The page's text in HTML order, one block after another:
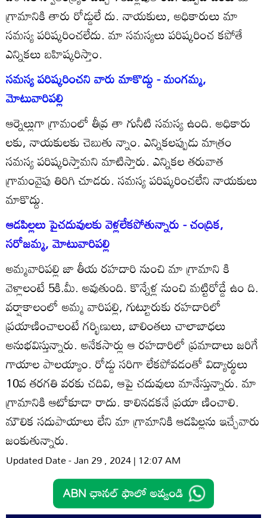
గ్రామానికి తారు రోడ్డులే దు. నాయకులు, అధికారులు మా
సమస్య పరిష్కరించలేదు. మా సమస్యలు పరిష్కరించ కపోతే
ఎన్నికలు బహిష్కరిస్తాం.
సమస్య పరిష్కరించని వారు మాకొద్దు - మంగమ్మ,
మోటువారిపల్లి
ఆర్నెల్లుగా గ్రామంలో తీవ్ర తా గునీటి సమస్య ఉంది. అధికారు
లకు, నాయకులకు చెబుతు న్నాం. ఎన్నికలప్పుడు మాత్రం
సమస్య పరిష్కరిస్తామని మాటిస్తారు. ఎన్నికల తరువాత
గ్రామంవైపు తిరిగి చూడరు. సమస్య పరిష్కరించలేని నాయకులు
మాకొద్దు.
ఆడపిల్లలు పైచదువులకు వెళ్లలేకపోతున్నారు - చంద్రిక,
సరోజమ్మ, మోటువారిపల్లి
అమ్మవారిపల్లి జా తీయ రహదారి నుంచి మా గ్రామాని కి
వెళ్లాలంటే 5కి.మీ. అవుతుంది. కొన్నేళ్ల నుంచి మట్టిరోడ్డే ఉం ది.
వర్షాకాలంలో అమ్మ వారిపల్లి, గుట్టూరుకు రహదారిలో
ప్రయాణించాలంటే గర్భిణులు, బాలింతలు చాలాబాధలు
అనుభవిస్తున్నారు. అనేకసార్లు ఆ రహదారిలో ప్రమాదాలు జరిగే
గాయాల పాలయ్యాం. రోడ్డు సరిగా లేకపోవడంతో విద్యార్థులు
10వ తరగతి వరకు చదివి, ఆపై చదువులు మానేస్తున్నారు. మా
గ్రామానికి ఆటోకూడా రాదు. కాలినడకనే ప్రయా ణించాలి.
మౌలిక సదుపాయాలు లేని మా గ్రామానికి ఆడపిల్లను ఇచ్చేవారు
జంకుతున్నారు.
Updated Date - Jan 29 , 2024 | 12:07 AM